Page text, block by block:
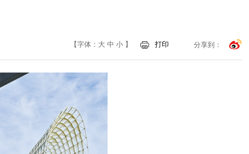
【字体： 大 中 小 】 打印 分享到：